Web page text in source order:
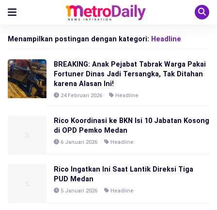
Menampilkan postingan dengan kategori: Headline
BREAKING: Anak Pejabat Tabrak Warga Pakai
Fortuner Dinas Jadi Tersangka, Tak Ditahan
karena Alasan Ini!
24 Februari 2026 Headline
Rico Koordinasi ke BKN Isi 10 Jabatan Kosong
di OPD Pemko Medan
6 Januari 2026 Headline
Rico Ingatkan Ini Saat Lantik Direksi Tiga
PUD Medan
5 Januari 2026 Headline